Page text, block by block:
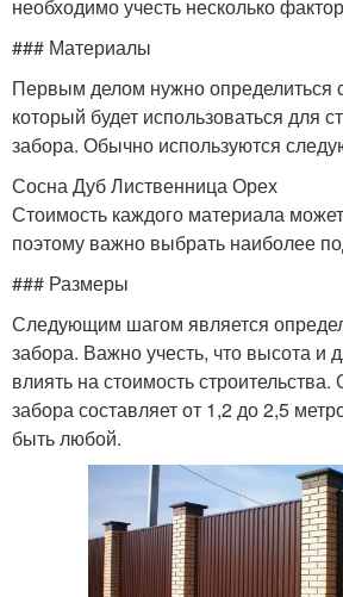
необходимо учесть несколько
### Материалы
Первым делом нужно определиться
который будет использоваться для
забора. Обычно используются
Сосна Дуб Лиственница Орех
Стоимость каждого материала
поэтому важно выбрать наиболее
### Размеры
Следующим шагом является
забора. Важно учесть, что высота и
влиять на стоимость
забора составляет от 1,2 до 2,5
быть любой.